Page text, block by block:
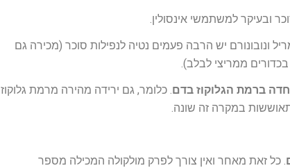
ובעיקר למשתמשי אינסולין.
ונובונורם יש הרבה פעמים נטיה לנפילות סוכר (מכירה גם
ממריצי לבלב).
ברמת הגלוקוז בדם. כלומר, גם ירידה מהירה מרמת גלוקוז
. כל זאת מאחר ואין צורך לפרק מולקולה המכילה מספר